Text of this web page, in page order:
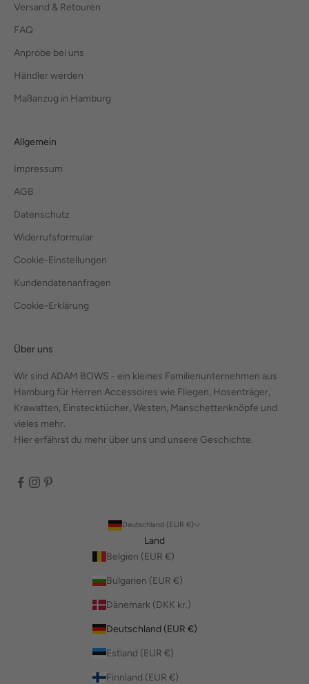
Versand & Retouren
FAQ
Anprobe bei uns
Händler werden
Maßanzug in Hamburg
Allgemein
Impressum
AGB
Datenschutz
Widerrufsformular
Cookie-Einstellungen
Kundendatenanfragen
Cookie-Erklärung
Über uns
Wir sind ADAM BOWS - ein kleines Familienunternehmen aus
Hamburg für Herren Accessoires wie Fliegen, Hosenträger,
Krawatten, Einstecktücher, Westen, Manschettenknöpfe und
vieles mehr.
Hier erfährst du mehr über uns und unsere Geschichte.
Deutschland (EUR €)
Land
Belgien (EUR €)
Bulgarien (EUR €)
Dänemark (DKK kr.)
Deutschland (EUR €)
Estland (EUR €)
Finnland (EUR €)